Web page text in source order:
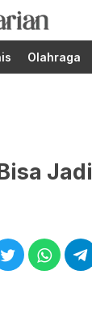
Olahraga
Jadi